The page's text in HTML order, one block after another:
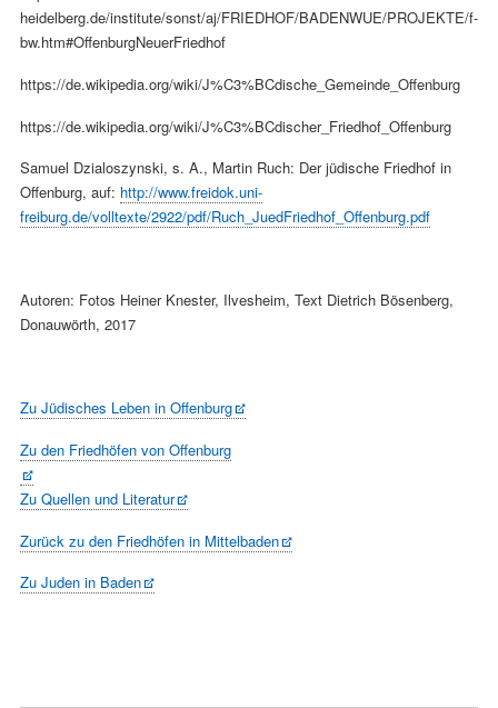
heidelberg.de/institute/sonst/aj/FRIEDHOF/BADENWUE/PROJEKTE/f-
bw.htm#OffenburgNeuerFriedhof
https://de.wikipedia.org/wiki/J%C3%BCdische_Gemeinde_Offenburg
https://de.wikipedia.org/wiki/J%C3%BCdischer_Friedhof_Offenburg
Samuel Dzialoszynski, s. A., Martin Ruch: Der jüdische Friedhof in
Offenburg, auf: http://www.freidok.uni-
freiburg.de/volltexte/2922/pdf/Ruch_JuedFriedhof_Offenburg.pdf
Autoren: Fotos Heiner Knester, Ilvesheim, Text Dietrich Bösenberg,
Donauwörth, 2017
Zu Jüdisches Leben in Offenburg
Zu den Friedhöfen von Offenburg
Zu Quellen und Literatur
Zurück zu den Friedhöfen in Mittelbaden
Zu Juden in Baden